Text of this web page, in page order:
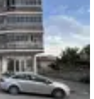
07.07.2026
Rüstem Öz